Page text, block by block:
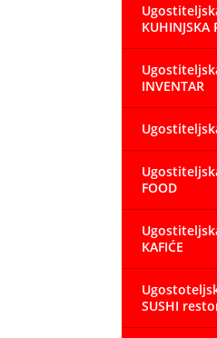
KUHINJSKA
INVENTAR
FOOD
KAFIĆE
SUSHI